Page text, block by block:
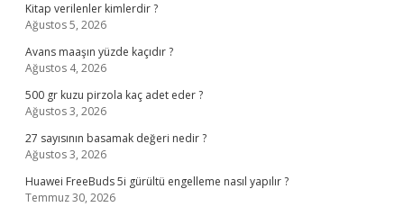
Kitap verilenler kimlerdir ?
Ağustos 5, 2026
Avans maaşın yüzde kaçıdır ?
Ağustos 4, 2026
500 gr kuzu pirzola kaç adet eder ?
Ağustos 3, 2026
27 sayısının basamak değeri nedir ?
Ağustos 3, 2026
Huawei FreeBuds 5i gürültü engelleme nasıl yapılır ?
Temmuz 30, 2026